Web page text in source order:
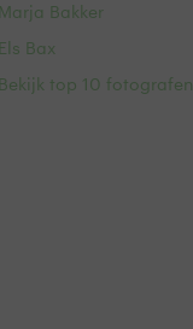
Marja Bakker
Els Bax
Bekijk top 10 fotografen